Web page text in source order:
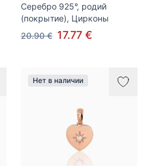
Серебро 925°, родий
(покрытие), Цирконы
20.90 € 17.77 €
Нет в наличии